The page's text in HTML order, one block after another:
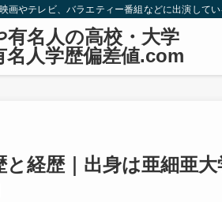
画やテレビ、バラエティー番組などに出演して
有名人の高校・大学
名人学歴偏差値.com
経歴｜出身は亜細亜